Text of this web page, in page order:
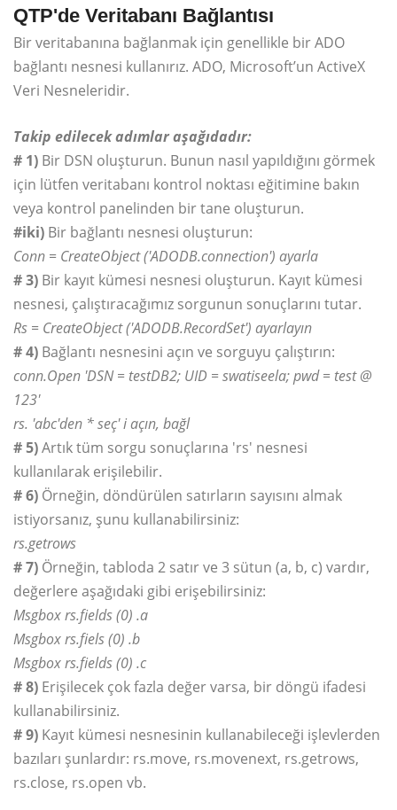
QTP'de Veritabanı Bağlantısı
Bir veritabanına bağlanmak için genellikle bir ADO
bağlantı nesnesi kullanırız. ADO, Microsoft’un ActiveX
Veri Nesneleridir.
Takip edilecek adımlar aşağıdadır:
# 1) Bir DSN oluşturun. Bunun nasıl yapıldığını görmek
için lütfen veritabanı kontrol noktası eğitimine bakın
veya kontrol panelinden bir tane oluşturun.
#iki) Bir bağlantı nesnesi oluşturun:
Conn = CreateObject ('ADODB.connection') ayarla
# 3) Bir kayıt kümesi nesnesi oluşturun. Kayıt kümesi
nesnesi, çalıştıracağımız sorgunun sonuçlarını tutar.
Rs = CreateObject ('ADODB.RecordSet') ayarlayın
# 4) Bağlantı nesnesini açın ve sorguyu çalıştırın:
conn.Open 'DSN = testDB2; UID = swatiseela; pwd = test @
123'
rs. 'abc'den * seç' i açın, bağl
# 5)Artık tüm sorgu sonuçlarına 'rs' nesnesi
kullanılarak erişilebilir.
# 6) Örneğin, döndürülen satırların sayısını almak
istiyorsanız, şunu kullanabilirsiniz:
rs.getrows
# 7) Örneğin, tabloda 2 satır ve 3 sütun (a, b, c) vardır,
değerlere aşağıdaki gibi erişebilirsiniz:
Msgbox rs.fields (0) .a
Msgbox rs.fiels (0) .b
Msgbox rs.fields (0) .c
# 8) Erişilecek çok fazla değer varsa, bir döngü ifadesi
kullanabilirsiniz.
# 9) Kayıt kümesi nesnesinin kullanabileceği işlevlerden
bazıları şunlardır: rs.move, rs.movenext, rs.getrows,
rs.close, rs.open vb.